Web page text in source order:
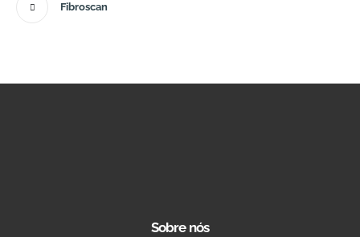
Fibroscan
Sobre nós